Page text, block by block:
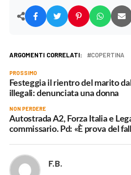
ARGOMENTI CORRELATI: COPERTINA
PROSSIMO
Festeggia il rientro del marito
illegali: denunciata una donna
NON PERDERE
Autostrada A2, Forza Italia e
commissario. Pd: «È prova del
F.B.